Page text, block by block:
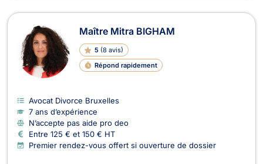
Maître Mitra BIGHAM
5 (8 avis)
Répond rapidement
Avocat Divorce Bruxelles
7 ans d’expérience
N’accepte pas aide pro deo
Entre 125 € et 150 € HT
Premier rendez-vous offert si ouverture de dossier